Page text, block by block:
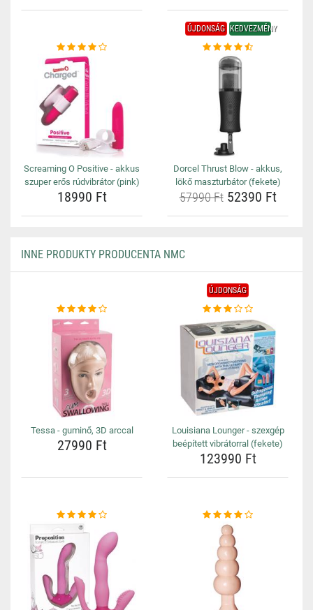
Screaming O Positive - akkus
szuper erős rúdvibrátor (pink)
18990 Ft
ÚJDONSÁG KEDVEZMÉNY
Dorcel Thrust Blow - akkus,
lökő maszturbátor (fekete)
57990 Ft52390 Ft
INNE PRODUKTY PRODUCENTA NMC
Tessa - guminő, 3D arccal
27990 Ft
ÚJDONSÁG
Louisiana Lounger - szexgép
beépített vibrátorral (fekete)
123990 Ft